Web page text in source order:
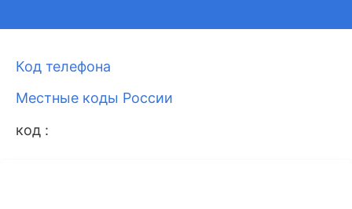
Код телефона
Местные коды России
код :